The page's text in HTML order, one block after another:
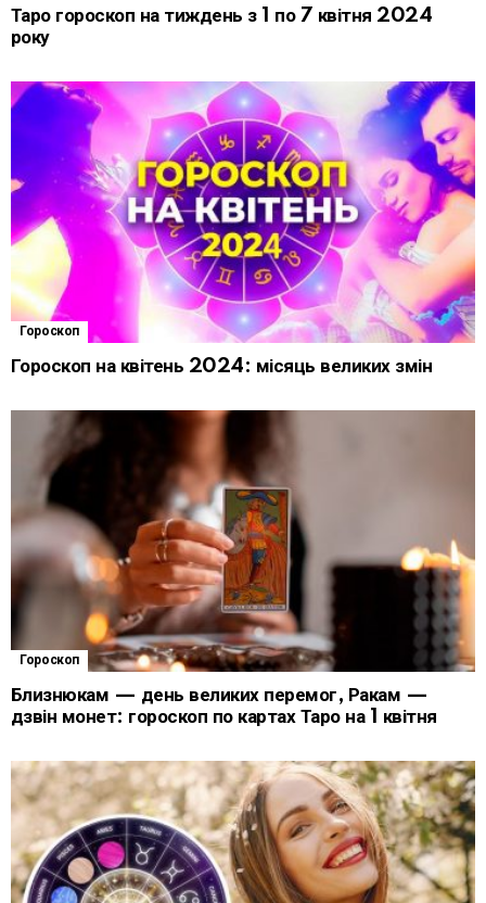
Таро гороскоп на тиждень з 1 по 7 квітня 2024
року
Гороскоп
Гороскоп на квітень 2024: місяць великих змін
Гороскоп
Близнюкам — день великих перемог, Ракам —
дзвін монет: гороскоп по картах Таро на 1 квітня